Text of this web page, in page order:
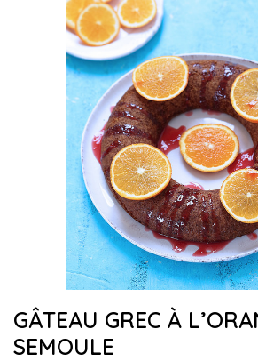
GÂTEAU GREC À
SEMOULE